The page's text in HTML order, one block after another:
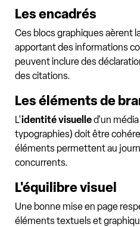
Les encadrés
Ces blocs graphiques aèrent
apportant des informations
peuvent inclure des
des citations.
Les éléments de
L'identité visuelled'un
typographies) doit être
éléments permettent au
concurrents.
L'équilibre visuel
Une bonne mise en page
éléments textuels et